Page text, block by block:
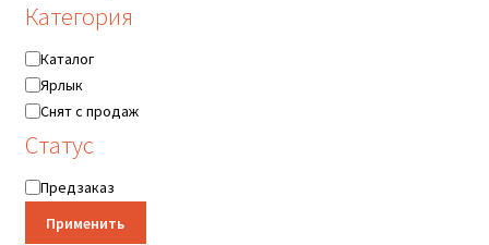
Категория
Категория
Каталог
Ярлык
Снят с продаж
Статус
Статус
Предзаказ
Применить